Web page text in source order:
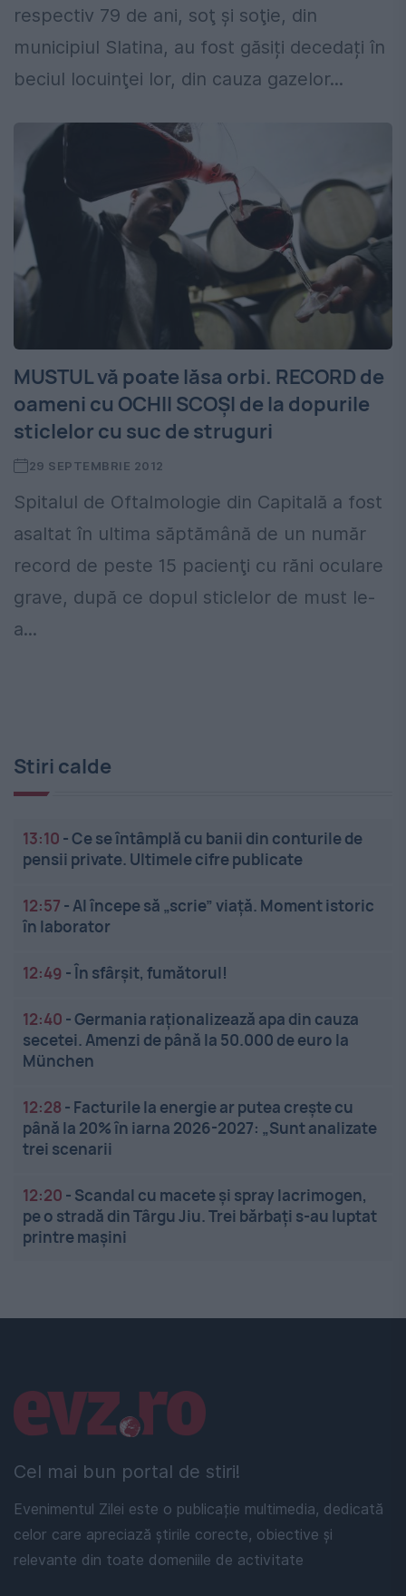
respectiv 79 de ani, soţ şi soţie, din
municipiul Slatina, au fost găsiți decedați în
beciul locuinţei lor, din cauza gazelor...
MUSTUL vă poate lăsa orbi. RECORD de
oameni cu OCHII SCOŞI de la dopurile
sticlelor cu suc de struguri
29 SEPTEMBRIE 2012
Spitalul de Oftalmologie din Capitală a fost
asaltat în ultima săptămână de un număr
record de peste 15 pacienţi cu răni oculare
grave, după ce dopul sticlelor de must le-
a...
Stiri calde
13:10 -Ce se întâmplă cu banii din conturile de
pensii private. Ultimele cifre publicate
12:57 -AI începe să „scrie” viață. Moment istoric
în laborator
12:49 -În sfârșit, fumătorul!
12:40 -Germania raționalizează apa din cauza
secetei. Amenzi de până la 50.000 de euro la
München
12:28 - Facturile la energie ar putea crește cu
până la 20% în iarna 2026-2027: „Sunt analizate
trei scenarii
12:20 - Scandal cu macete și spray lacrimogen,
pe o stradă din Târgu Jiu. Trei bărbați s-au luptat
printre mașini
Cel mai bun portal de stiri!
Evenimentul Zilei este o publicație multimedia, dedicată
celor care apreciază știrile corecte, obiective și
relevante din toate domeniile de activitate
Linkuri utile